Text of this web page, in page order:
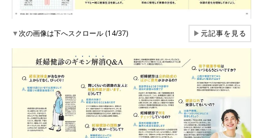
▼次の画像は下へスクロール (14/37) ▶元記事を見る